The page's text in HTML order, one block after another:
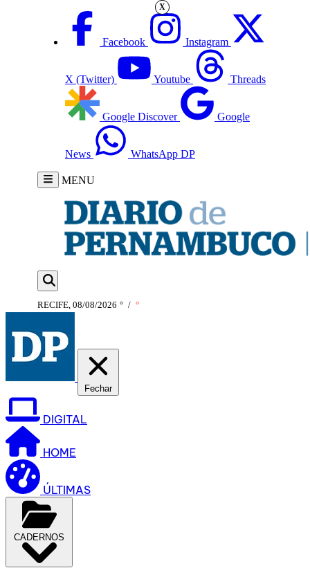
Facebook Instagram
X (Twitter) Youtube Threads
Google Discover Google
News WhatsApp DP
MENU
RECIFE, 08/08/2026 ° / °
Fechar
DIGITAL
HOME
ÚLTIMAS
CADERNOS
X